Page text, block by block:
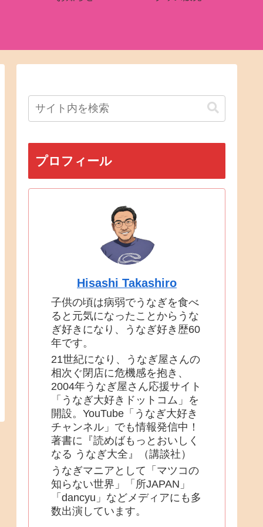
プロフィール
Hisashi Takashiro
子供の頃は病弱でうなぎを食べ
ると元気になったことからうな
ぎ好きになり、うなぎ好き歴60
年です。
21世紀になり、うなぎ屋さんの
相次ぐ閉店に危機感を抱き、
2004年うなぎ屋さん応援サイト
「うなぎ大好きドットコム」を
開設。YouTube「うなぎ大好き
チャンネル」でも情報発信中！
著書に『読めばもっとおいしく
なる うなぎ大全』（講談社）
うなぎマニアとして「マツコの
知らない世界」「所JAPAN」
「dancyu」などメディアにも多
数出演しています。